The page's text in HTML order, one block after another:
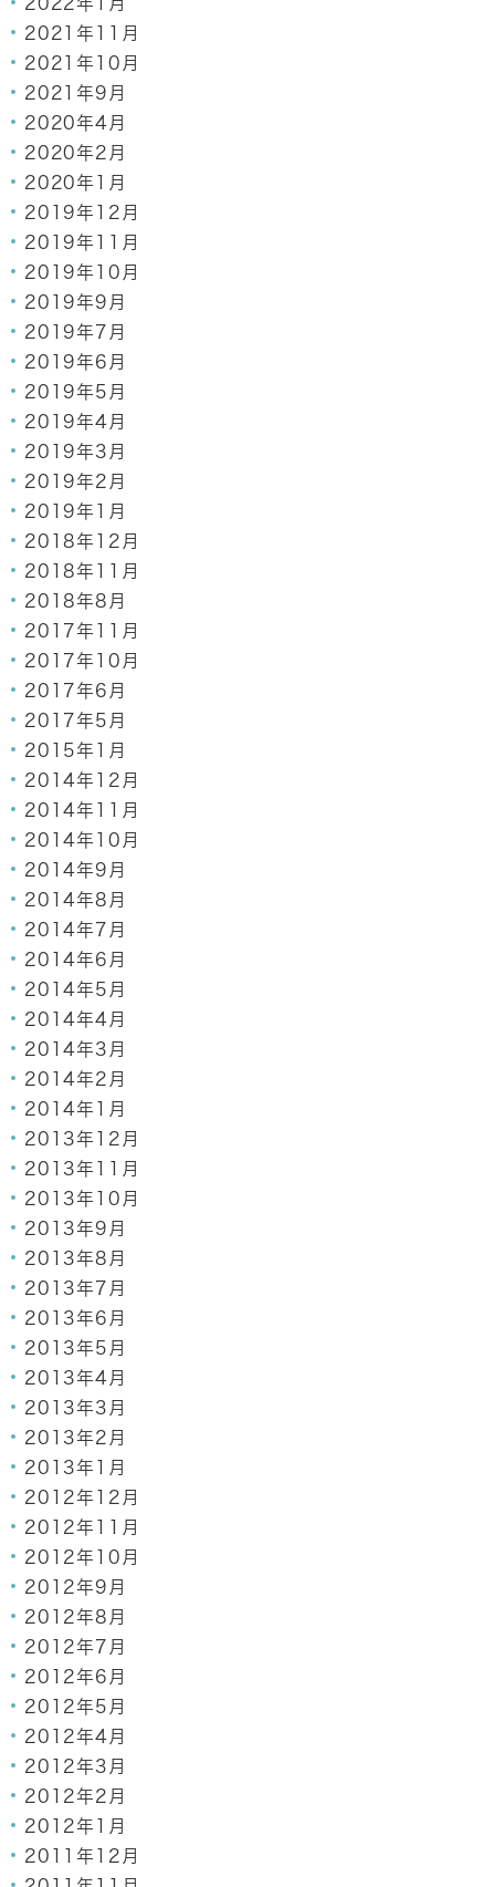
2021年11月
2021年10月
2021年9月
2020年4月
2020年2月
2020年1月
2019年12月
2019年11月
2019年10月
2019年9月
2019年7月
2019年6月
2019年5月
2019年4月
2019年3月
2019年2月
2019年1月
2018年12月
2018年11月
2018年8月
2017年11月
2017年10月
2017年6月
2017年5月
2015年1月
2014年12月
2014年11月
2014年10月
2014年9月
2014年8月
2014年7月
2014年6月
2014年5月
2014年4月
2014年3月
2014年2月
2014年1月
2013年12月
2013年11月
2013年10月
2013年9月
2013年8月
2013年7月
2013年6月
2013年5月
2013年4月
2013年3月
2013年2月
2013年1月
2012年12月
2012年11月
2012年10月
2012年9月
2012年8月
2012年7月
2012年6月
2012年5月
2012年4月
2012年3月
2012年2月
2012年1月
2011年12月